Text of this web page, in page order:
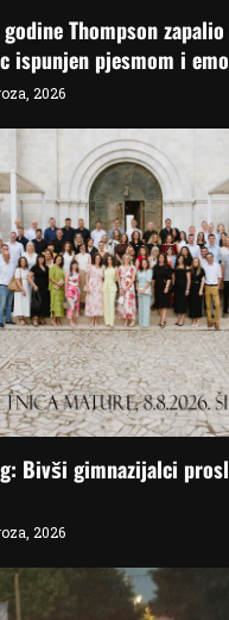
Thompson
ispunjen pjesmom i
2026
Bivši gimnazijalci
2026